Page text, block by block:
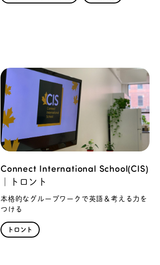
Connect International School(CIS)
｜トロント
本格的なグループワークで英語＆考える力を
つける
トロント